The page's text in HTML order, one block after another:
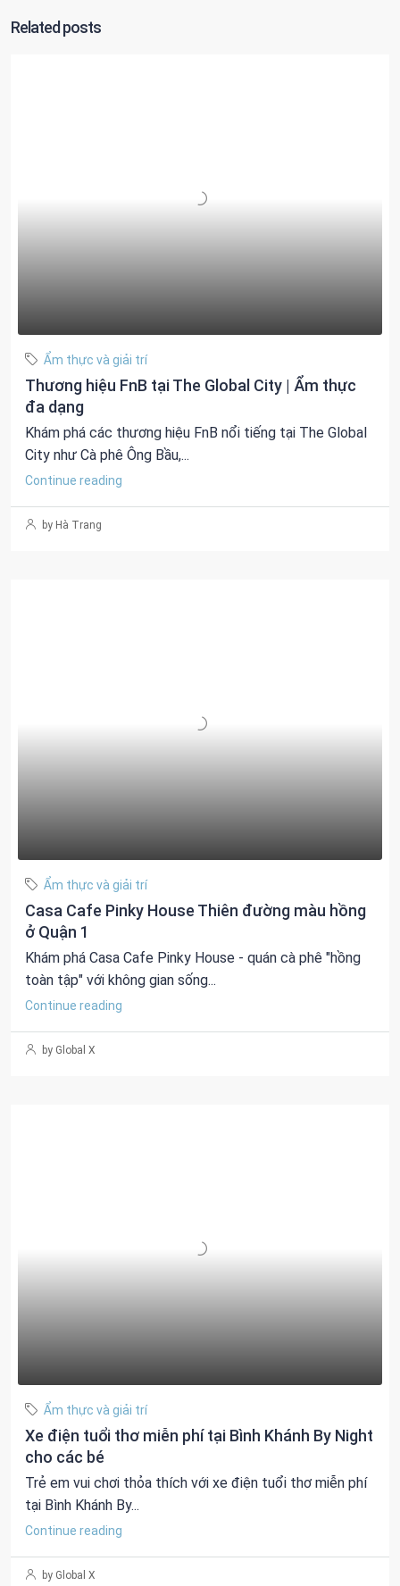
Related posts
Ẩm thực và giải trí
Thương hiệu FnB tại The Global City | Ẩm thực
đa dạng
Khám phá các thương hiệu FnB nổi tiếng tại The Global
City như Cà phê Ông Bầu,...
Continue reading
by Hà Trang
Ẩm thực và giải trí
Casa Cafe Pinky House Thiên đường màu hồng
ở Quận 1
Khám phá Casa Cafe Pinky House - quán cà phê "hồng
toàn tập" với không gian sống...
Continue reading
by Global X
Ẩm thực và giải trí
Xe điện tuổi thơ miễn phí tại Bình Khánh By Night
cho các bé
Trẻ em vui chơi thỏa thích với xe điện tuổi thơ miễn phí
tại Bình Khánh By...
Continue reading
by Global X